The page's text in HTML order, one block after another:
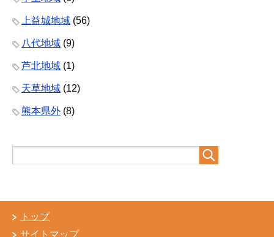
上益城地域 (56)
八代地域 (9)
芦北地域 (1)
天草地域 (12)
熊本県外 (8)
トップ
サイトマップ